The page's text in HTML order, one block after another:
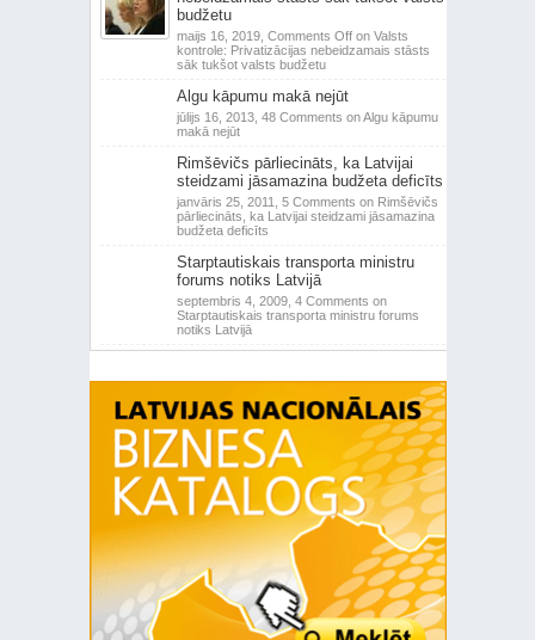
budžetu
maijs 16, 2019, Comments Offon Valsts
kontrole: Privatizācijas nebeidzamais stāsts
sāk tukšot valsts budžetu
Algu kāpumu makā nejūt
jūlijs 16, 2013, 48 Comments on Algu kāpumu
makā nejūt
Rimšēvičs pārliecināts, ka Latvijai
steidzami jāsamazina budžeta deficīts
janvāris 25, 2011, 5 Comments on Rimšēvičs
pārliecināts, ka Latvijai steidzami jāsamazina
budžeta deficīts
Starptautiskais transporta ministru
forums notiks Latvijā
septembris 4, 2009, 4 Comments on
Starptautiskais transporta ministru forums
notiks Latvijā